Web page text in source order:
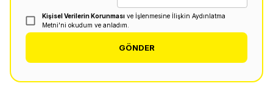
Kişisel Verilerin Korunması ve İşlenmesine İlişkin Aydınlatma
Metni'ni okudum ve anladım.
GÖNDER